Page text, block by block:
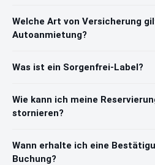
Welche Art von Versicherung
Autoanmietung?
Was ist ein Sorgenfrei-Label?
Wie kann ich meine
stornieren?
Wann erhalte ich eine
Buchung?